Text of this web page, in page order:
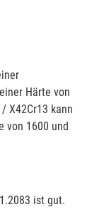
Härte von
X42Cr13 kann
von 1600 und
ist gut.